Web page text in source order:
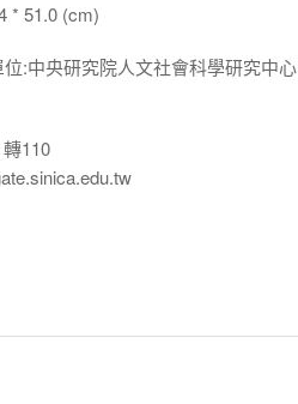
* 51.0 (cm)
:中央研究院人文社會科學研究中心
110